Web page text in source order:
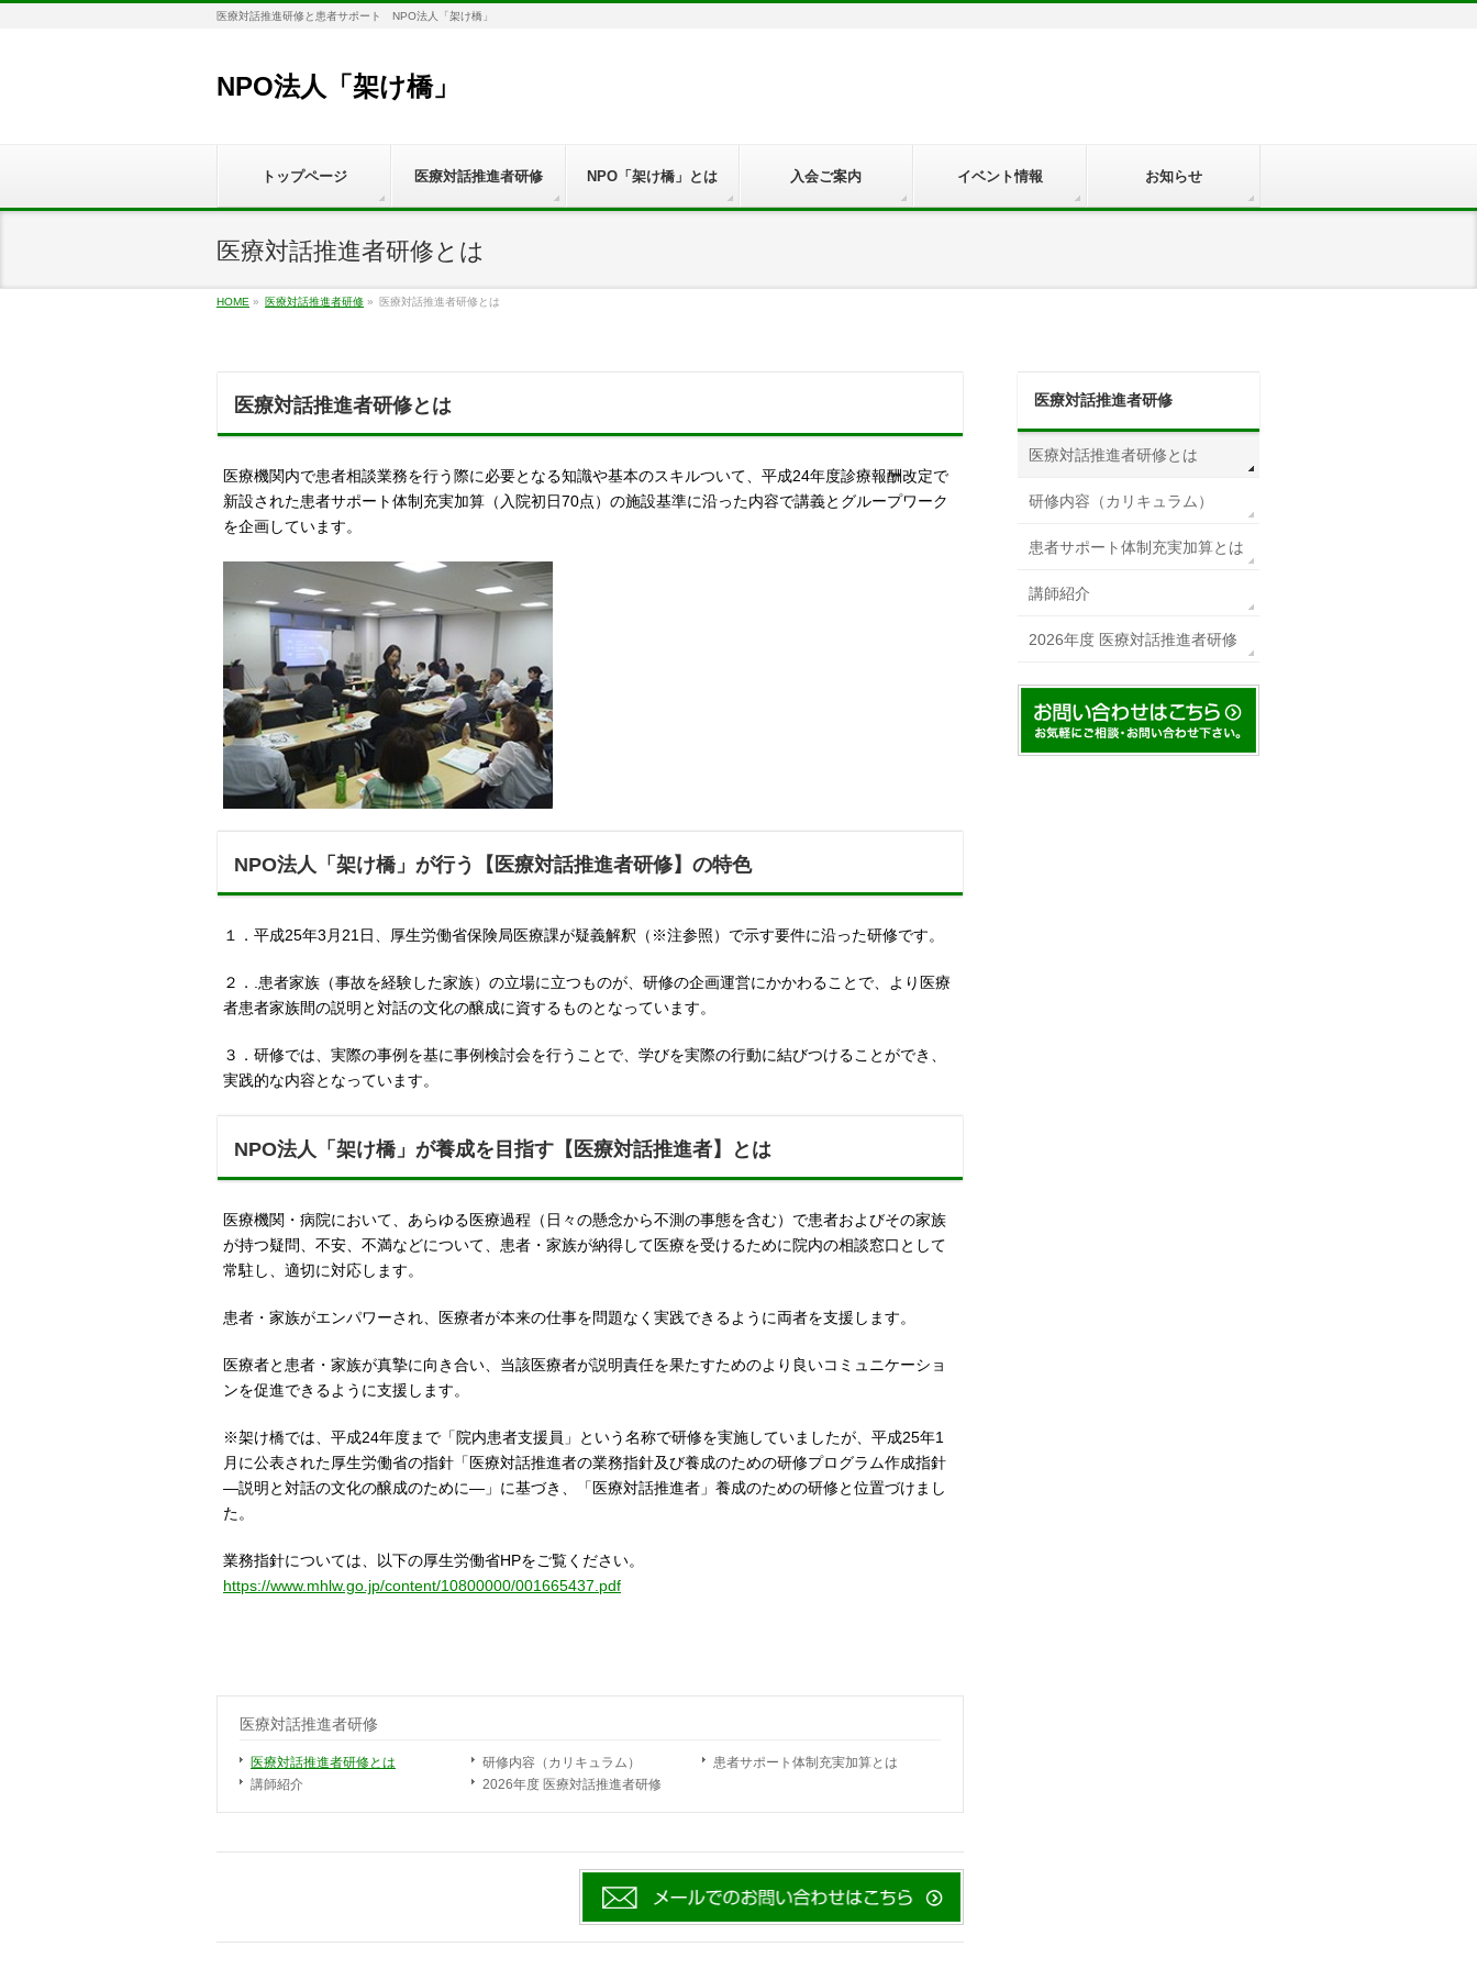
医療対話推進研修と患者サポート NPO法人「架け橋」
NPO法人「架け橋」
トップページ 医療対話推進者研修 NPO「架け橋」とは 入会ご案内 イベント情報 お知らせ
医療対話推進者研修とは
HOME » 医療対話推進者研修 » 医療対話推進者研修とは
医療対話推進者研修とは
医療機関内で患者相談業務を行う際に必要となる知識や基本のスキルついて、平成24年度診療報酬改定で
新設された患者サポート体制充実加算（入院初日70点）の施設基準に沿った内容で講義とグループワーク
を企画しています。
NPO法人「架け橋」が行う【医療対話推進者研修】の特色
１．平成25年3月21日、厚生労働省保険局医療課が疑義解釈（※注参照）で示す要件に沿った研修です。
２．.患者家族（事故を経験した家族）の立場に立つものが、研修の企画運営にかかわることで、より医療
者患者家族間の説明と対話の文化の醸成に資するものとなっています。
３．研修では、実際の事例を基に事例検討会を行うことで、学びを実際の行動に結びつけることができ、
実践的な内容となっています。
NPO法人「架け橋」が養成を目指す【医療対話推進者】とは
医療機関・病院において、あらゆる医療過程（日々の懸念から不測の事態を含む）で患者およびその家族
が持つ疑問、不安、不満などについて、患者・家族が納得して医療を受けるために院内の相談窓口として
常駐し、適切に対応します。
患者・家族がエンパワーされ、医療者が本来の仕事を問題なく実践できるように両者を支援します。
医療者と患者・家族が真摯に向き合い、当該医療者が説明責任を果たすためのより良いコミュニケーショ
ンを促進できるように支援します。
※架け橋では、平成24年度まで「院内患者支援員」という名称で研修を実施していましたが、平成25年1
月に公表された厚生労働省の指針「医療対話推進者の業務指針及び養成のための研修プログラム作成指針
―説明と対話の文化の醸成のために―」に基づき、「医療対話推進者」養成のための研修と位置づけまし
た。
業務指針については、以下の厚生労働省HPをご覧ください。
https://www.mhlw.go.jp/content/10800000/001665437.pdf
医療対話推進者研修
医療対話推進者研修とは 研修内容（カリキュラム）
患者サポート体制充実加算とは
講師紹介
2026年度 医療対話推進者研修
医療対話推進者研修
医療対話推進者研修とは
研修内容（カリキュラム）
患者サポート体制充実加算とは
講師紹介
2026年度 医療対話推進者研修